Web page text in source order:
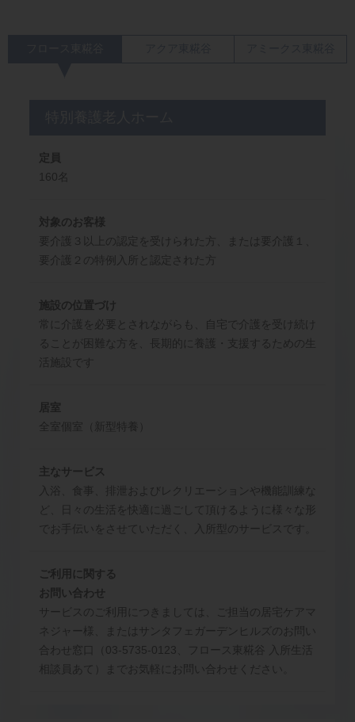
定員
160名
対象のお客様
要介護３以上の認定を受けられた方、または要介護１、
要介護２の特例入所と認定された方
施設の位置づけ
常に介護を必要とされながらも、自宅で介護を受け続け
ることが困難な方を、長期的に養護・支援するための生
活施設です
居室
全室個室（新型特養）
主なサービス
入浴、食事、排泄およびレクリエーションや機能訓練な
ど、日々の生活を快適に過ごして頂けるように様々な形
でお手伝いをさせていただく、入所型のサービスです。
ご利用に関する
お問い合わせ
サービスのご利用につきましては、ご担当の居宅ケアマ
ネジャー様、またはサンタフェガーデンヒルズのお問い
合わせ窓口（03-5735-0123、フロース東糀谷 入所生活
相談員あて）までお気軽にお問い合わせください。